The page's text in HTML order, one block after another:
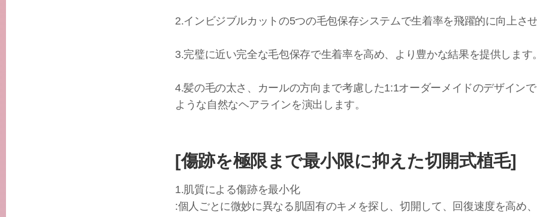
2.インビジブルカットの5つの毛包保存システムで生着率を飛躍的に向上さ
3.完璧に近い完全な毛包保存で生着率を高め、より豊かな結果を提供します
4.髪の毛の太さ、カールの方向まで考慮した1:1オーダーメイドのデザイン
ような自然なヘアラインを演出します。
[傷跡を極限まで最小限に抑えた切開式植毛]
1.肌質による傷跡を最小化
:個人ごとに微妙に異なる肌固有のキメを探し、切開して、回復速度を高め